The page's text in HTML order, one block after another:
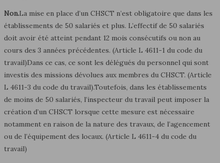
Non.La mise en place d’un CHSCT n’est obligatoire que dans les
établissements de 50 salariés et plus. L’effectif de 50 salariés
doit avoir été atteint pendant 12 mois consécutifs ou non au
cours des 3 années précédentes. (Article L 4611-1 du code du
travail)Dans ce cas, ce sont les délégués du personnel qui sont
investis des missions dévolues aux membres du CHSCT. (Article
L 4611-3 du code du travail).Toutefois, dans les établissements
de moins de 50 salariés, l’inspecteur du travail peut imposer la
création d’un CHSCT lorsque cette mesure est nécessaire
notamment en raison de la nature des travaux, de l’agencement
ou de l’équipement des locaux. (Article L 4611-4 du code du
travail)